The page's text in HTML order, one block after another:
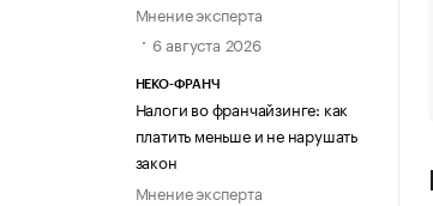
Мнение эксперта
6 августа 2026
НЕКО-ФРАНЧ
Налоги во франчайзинге: как
платить меньше и не нарушать
закон
Мнение эксперта